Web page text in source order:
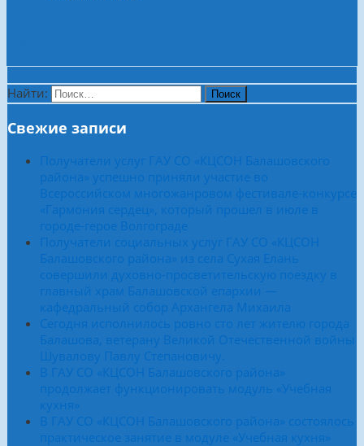
Найти:
Свежие записи
Получатели услуг ГАУ СО «КЦСОН Балашовского
района» успешно приняли участие во
Всероссийском многожанровом фестивале-конкурсе
«Гармония сердец», который прошел в июле в
городе-герое Волгограде
Получатели социальных услуг ГАУ СО «КЦСОН
Балашовского района» из села Сухая Елань
совершили духовно-просветительскую поездку в
главный храм Балашовской епархии —
кафедральный собор Архангела Михаила
Сегодня исполнилось ровно сто лет жителю города
Балашова, ветерану Великой Отечественной войны
Шувалову Павлу Степановичу.
В ГАУ СО «КЦСОН Балашовского района»
продолжает функционировать модуль «Учебная
кухня»
В ГАУ СО «КЦСОН Балашовского района» состоялось
практическое занятие в модуле «Учебная кухня»